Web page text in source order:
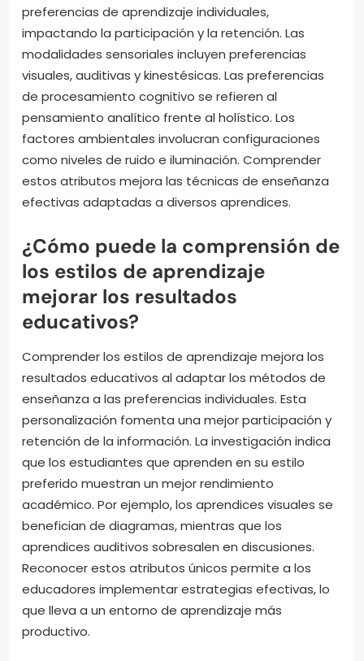
preferencias de aprendizaje individuales,
impactando la participación y la retención. Las
modalidades sensoriales incluyen preferencias
visuales, auditivas y kinestésicas. Las preferencias
de procesamiento cognitivo se refieren al
pensamiento analítico frente al holístico. Los
factores ambientales involucran configuraciones
como niveles de ruido e iluminación. Comprender
estos atributos mejora las técnicas de enseñanza
efectivas adaptadas a diversos aprendices.
¿Cómo puede la comprensión de
los estilos de aprendizaje
mejorar los resultados
educativos?
Comprender los estilos de aprendizaje mejora los
resultados educativos al adaptar los métodos de
enseñanza a las preferencias individuales. Esta
personalización fomenta una mejor participación y
retención de la información. La investigación indica
que los estudiantes que aprenden en su estilo
preferido muestran un mejor rendimiento
académico. Por ejemplo, los aprendices visuales se
benefician de diagramas, mientras que los
aprendices auditivos sobresalen en discusiones.
Reconocer estos atributos únicos permite a los
educadores implementar estrategias efectivas, lo
que lleva a un entorno de aprendizaje más
productivo.